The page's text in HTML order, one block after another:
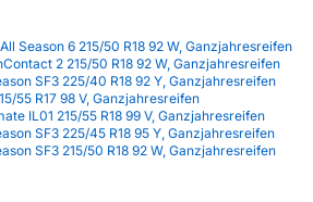
Season 6 215/50 R18 92 W, Ganzjahresreifen
2 215/50 R18 92 W, Ganzjahresreifen
SF3 225/40 R18 92 Y, Ganzjahresreifen
55 R17 98 V, Ganzjahresreifen
IL01 215/55 R18 99 V, Ganzjahresreifen
SF3 225/45 R18 95 Y, Ganzjahresreifen
SF3 215/50 R18 92 W, Ganzjahresreifen